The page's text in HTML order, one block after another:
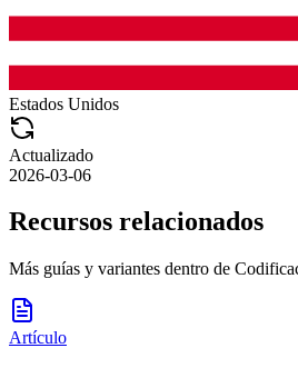
Estados Unidos
Actualizado
2026-03-06
Recursos relacionados
Más guías y variantes dentro de
Artículo